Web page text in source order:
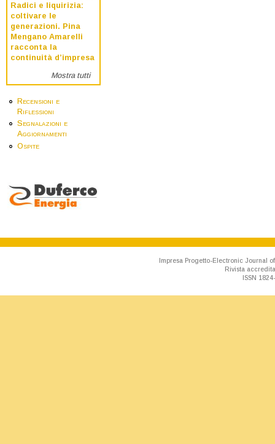
Radici e liquirizia:
coltivare le
generazioni. Pina
Mengano Amarelli
racconta la
continuità d’impresa
Mostra tutti
Recensioni e
Riflessioni
Segnalazioni e
Aggiornamenti
Ospite
Impresa Progetto-Electronic Journal
Rivista
ISSN